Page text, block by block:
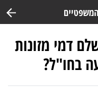
דמי מזונות
בחו"ל?